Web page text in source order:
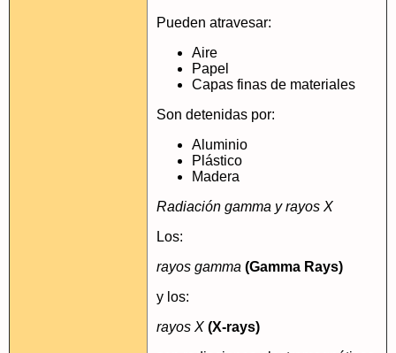
Pueden atravesar:
Aire
Papel
Capas finas de materiales
Son detenidas por:
Aluminio
Plástico
Madera
Radiación gamma y rayos X
Los:
rayos gamma (Gamma Rays)
y los:
rayos X (X-rays)